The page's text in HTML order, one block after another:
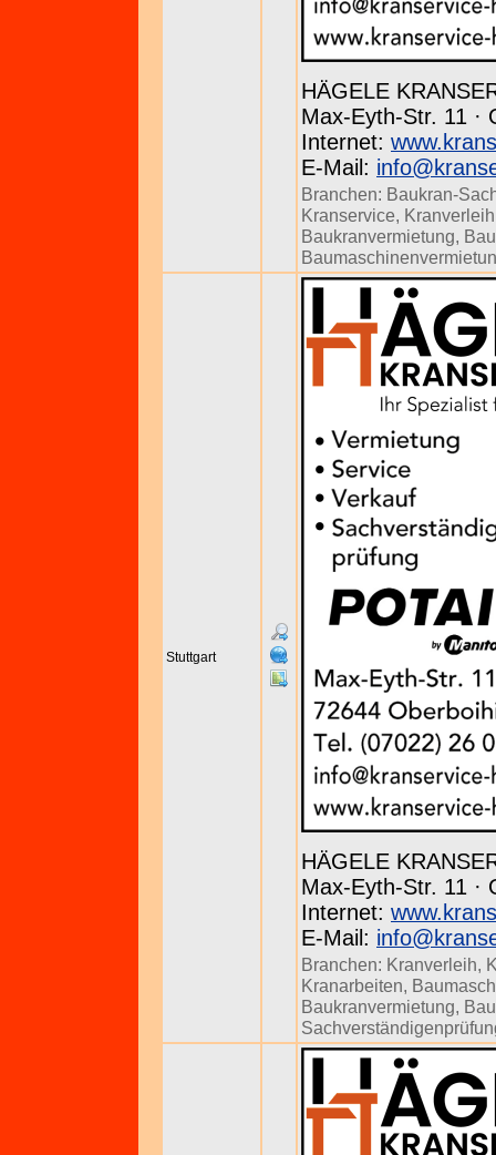
HÄGELE
Max-Eyth-Str. 11 ·
Internet:
E-Mail:
Branchen: Baukran-
Kranservice, Kranverleih
Baukranvermietung,
Stuttgart
HÄGELE
Max-Eyth-Str. 11 ·
Internet:
E-Mail:
Branchen: Kranverleih,
Kranarbeiten,
Baukranvermietung,